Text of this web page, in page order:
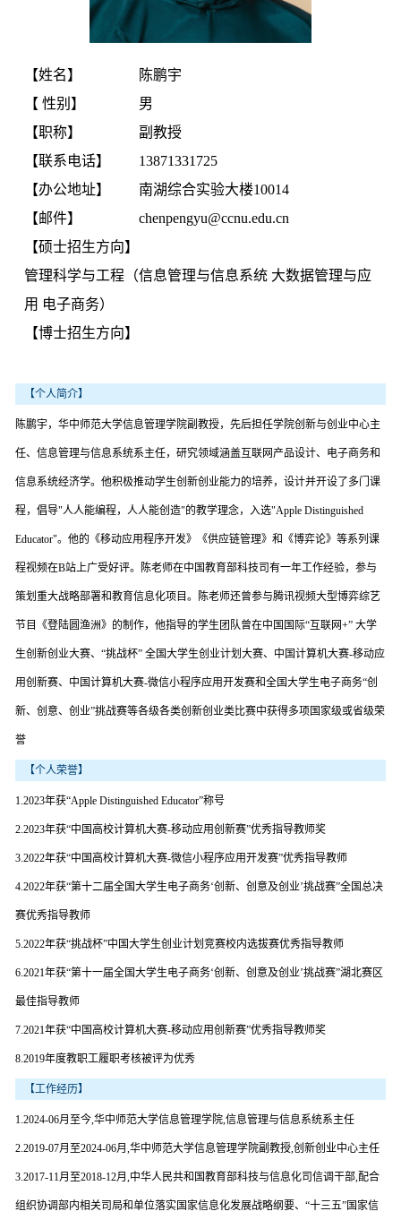
【姓名】
陈鹏宇
【 性别】
男
【职称】
副教授
【联系电话】
13871331725
【办公地址】
南湖综合实验大楼10014
【邮件】
chenpengyu@ccnu.edu.cn
【硕士招生方向】
管理科学与工程（信息管理与信息系统 大数据管理与应
用 电子商务）
【博士招生方向】
【个人简介】
陈鹏宇，华中师范大学信息管理学院副教授，先后担任学院创新与创业中心主
任、信息管理与信息系统系主任，研究领域涵盖互联网产品设计、电子商务和
信息系统经济学。他积极推动学生创新创业能力的培养，设计并开设了多门课
程，倡导"人人能编程，人人能创造"的教学理念，入选"Apple Distinguished
Educator"。他的《移动应用程序开发》《供应链管理》和《博弈论》等系列课
程视频在B站上广受好评。陈老师在中国教育部科技司有一年工作经验，参与
策划重大战略部署和教育信息化项目。陈老师还曾参与腾讯视频大型博弈综艺
节目《登陆圆渔洲》的制作，他指导的学生团队曾在中国国际“互联网+” 大学
生创新创业大赛、“挑战杯” 全国大学生创业计划大赛、中国计算机大赛-移动应
用创新赛、中国计算机大赛-微信小程序应用开发赛和全国大学生电子商务“创
新、创意、创业”挑战赛等各级各类创新创业类比赛中获得多项国家级或省级荣
誉
【个人荣誉】
1.2023年获“Apple Distinguished Educator”称号
2.2023年获“中国高校计算机大赛-移动应用创新赛”优秀指导教师奖
3.2022年获“中国高校计算机大赛-微信小程序应用开发赛”优秀指导教师
4.2022年获“第十二届全国大学生电子商务‘创新、创意及创业’挑战赛”全国总决
赛优秀指导教师
5.2022年获“挑战杯”中国大学生创业计划竞赛校内选拔赛优秀指导教师
6.2021年获“第十一届全国大学生电子商务‘创新、创意及创业’挑战赛”湖北赛区
最佳指导教师
7.2021年获“中国高校计算机大赛-移动应用创新赛”优秀指导教师奖
8.2019年度教职工履职考核被评为优秀
【工作经历】
1.2024-06月至今,华中师范大学信息管理学院,信息管理与信息系统系主任
2.2019-07月至2024-06月,华中师范大学信息管理学院副教授,创新创业中心主任
3.2017-11月至2018-12月,中华人民共和国教育部科技与信息化司信调干部,配合
组织协调部内相关司局和单位落实国家信息化发展战略纲要、“十三五”国家信